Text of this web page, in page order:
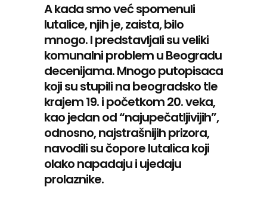
A kada smo već spomenuli
lutalice, njih je, zaista, bilo
mnogo. I predstavljali su veliki
komunalni problem u Beogradu
decenijama. Mnogo putopisaca
koji su stupili na beogradsko tle
krajem 19. i početkom 20. veka,
kao jedan od “najupečatljivijih”,
odnosno, najstrašnijih prizora,
navodili su čopore lutalica koji
olako napadaju i ujedaju
prolaznike.